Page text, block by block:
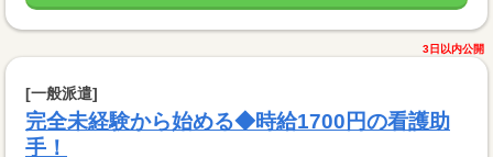
3日以内公開
[一般派遣]
完全未経験から始める◆時給1700円の看護助
手！